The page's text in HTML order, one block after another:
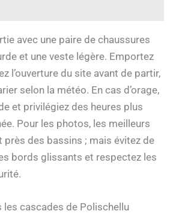
avec une paire de chaussures
et une veste légère. Emportez
l’ouverture du site avant de partir,
selon la météo. En cas d’orage,
et privilégiez des heures plus
Pour les photos, les meilleurs
près des bassins ; mais évitez de
bords glissants et respectez les
les cascades de Polischellu